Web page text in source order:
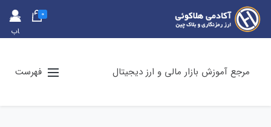
حس
اب
0
مرجع آموزش بازار مالی و ارز دیجیتال فهرست